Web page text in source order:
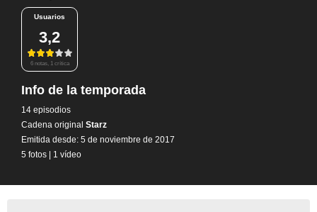
Usuarios
3,2
6 notas, 1 crítica
Info de la temporada
14 episodios
Cadena original Starz
Emitida desde: 5 de noviembre de 2017
5 fotos | 1 vídeo